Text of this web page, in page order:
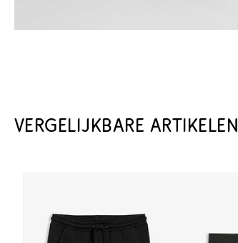
VERGELIJKBARE ARTIKELEN